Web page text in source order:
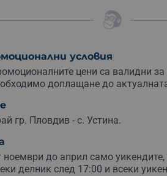
приятели, за рожден ден,
още днес!условия
цени са валидни
доплащане до
гр. Пловдив - с. Устина.
ноември до април само
делник след 17:00 и всеки